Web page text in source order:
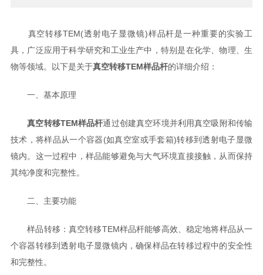
真空转移TEM(透射电子显微镜)样品杆是一种重要的实验工
具，广泛应用于科学研究和工业生产中，特别是在化学、物理、生
物等领域。以下是关于真空转移TEM样品杆的详细介绍：
一、基本原理
真空转移TEM样品杆通过创建真空环境并利用真空吸附和传输
技术，将样品从一个容器(如真空室或手套箱)转移到透射电子显微
镜内。这一过程中，样品能够避免与大气环境直接接触，从而保持
其纯净度和完整性。
二、主要功能
样品转移：真空转移TEM样品杆能够高效、稳定地将样品从一
个容器转移到透射电子显微镜内，确保样品在转移过程中的安全性
和完整性。